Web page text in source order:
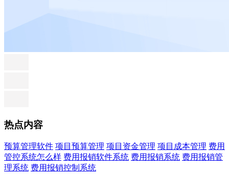
热点内容
预算管理软件 项目预算管理 项目资金管理 项目成本管理 费用
管控系统怎么样 费用报销软件系统 费用报销系统 费用报销管
理系统 费用报销控制系统